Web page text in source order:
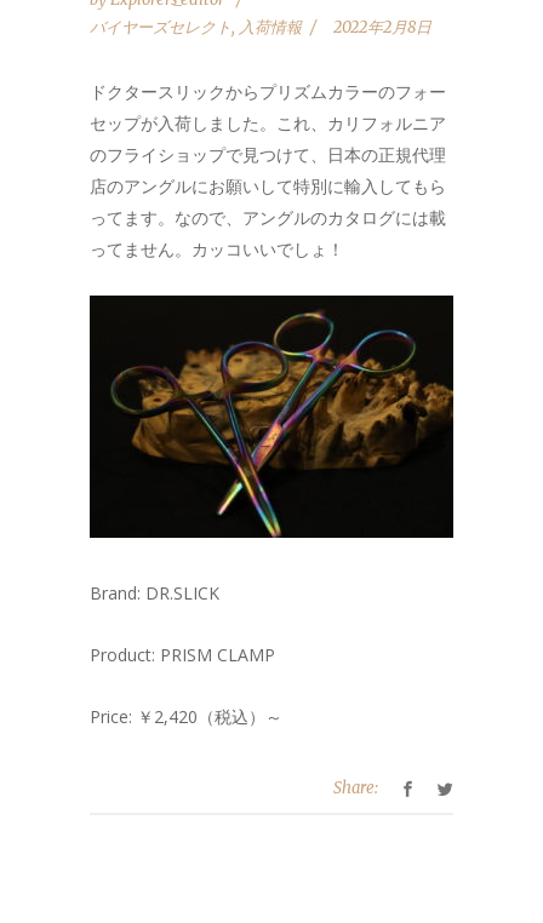
バイヤーズセレクト, 入荷情報 2022年2月8日
ドクタースリックからプリズムカラーのフォー
セップが入荷しました。これ、カリフォルニア
のフライショップで見つけて、日本の正規代理
店のアングルにお願いして特別に輸入してもら
ってます。なので、アングルのカタログには載
ってません。カッコいいでしょ！
Brand: DR.SLICK
Product: PRISM CLAMP
Price: ￥2,420（税込）～
Share: